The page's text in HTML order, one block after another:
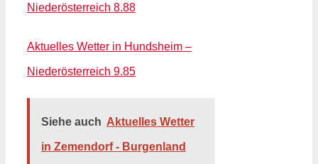
Niederösterreich 8.88
Aktuelles Wetter in Hundsheim –
Niederösterreich 9.85
Siehe auch Aktuelles Wetter
in Zemendorf - Burgenland